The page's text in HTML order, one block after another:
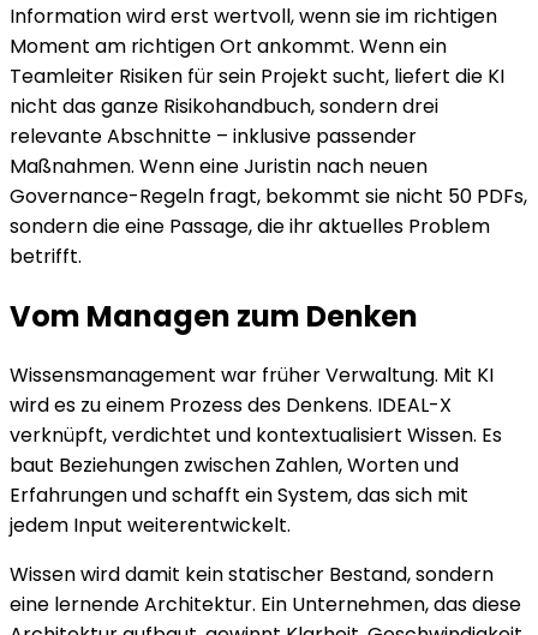
Information wird erst wertvoll, wenn sie im richtigen
Moment am richtigen Ort ankommt. Wenn ein
Teamleiter Risiken für sein Projekt sucht, liefert die KI
nicht das ganze Risikohandbuch, sondern drei
relevante Abschnitte – inklusive passender
Maßnahmen. Wenn eine Juristin nach neuen
Governance-Regeln fragt, bekommt sie nicht 50 PDFs,
sondern die eine Passage, die ihr aktuelles Problem
betrifft.
Vom Managen zum Denken
Wissensmanagement war früher Verwaltung. Mit KI
wird es zu einem Prozess des Denkens. IDEAL-X
verknüpft, verdichtet und kontextualisiert Wissen. Es
baut Beziehungen zwischen Zahlen, Worten und
Erfahrungen und schafft ein System, das sich mit
jedem Input weiterentwickelt.
Wissen wird damit kein statischer Bestand, sondern
eine lernende Architektur. Ein Unternehmen, das diese